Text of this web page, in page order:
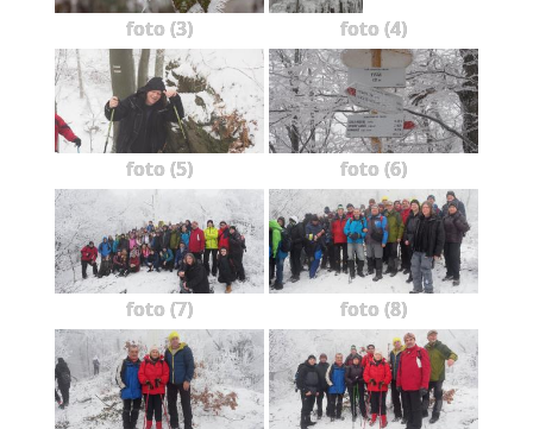
foto (3) foto (4)
foto (5) foto (6)
foto (7) foto (8)